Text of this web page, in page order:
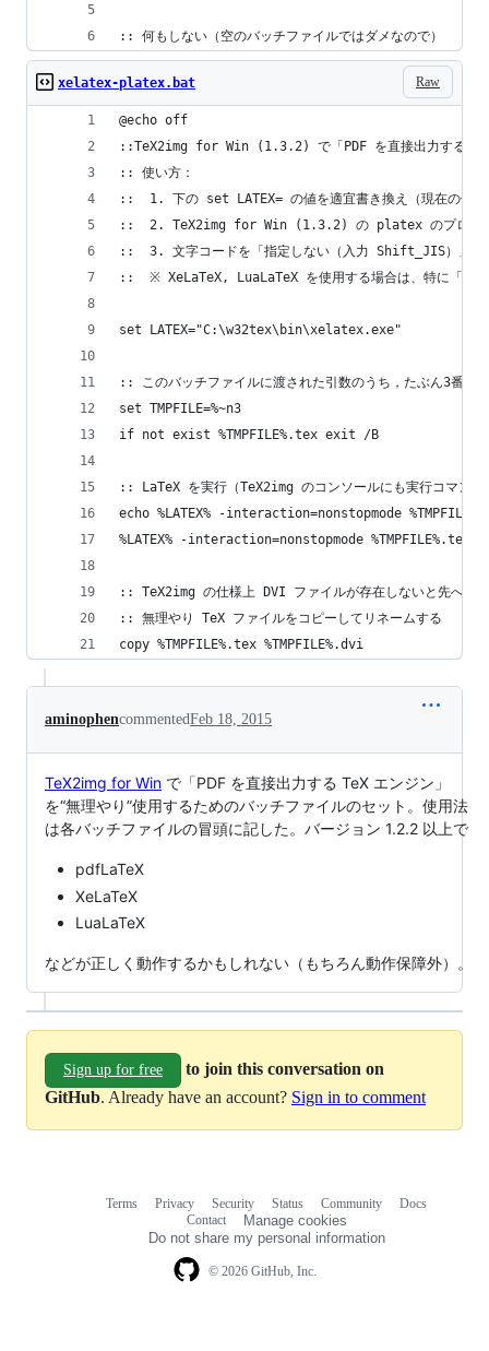
:: 何もしない（空のバッチファイルではダメなので）
Raw
xelatex-platex.bat
@echo off
::TeX2img for Win (1.3.2) で「PDF を直接出力する TeX
:: 使い方：
::  1. 下の set LATEX= の値を適宜書き換え（現在の値は
::  2. TeX2img for Win (1.3.2) の platex のプログラム
::  3. 文字コードを「指定しない（入力 Shift_JIS）」ま
::  ※ XeLaTeX, LuaLaTeX を使用する場合は、特に「指定
set LATEX="C:\w32tex\bin\xelatex.exe"
:: このバッチファイルに渡された引数のうち，たぶん3番目
set TMPFILE=%~n3
if not exist %TMPFILE%.tex exit /B
:: LaTeX を実行（TeX2img のコンソールにも実行コマンド
echo %LATEX% -interaction=nonstopmode
%LATEX% -interaction=nonstopmode %TMPFILE%.tex
:: TeX2img の仕様上 DVI ファイルが存在しないと先へ進
:: 無理やり TeX ファイルをコピーしてリネームする
copy %TMPFILE%.tex %TMPFILE%.dvi
aminophencommentedFeb 18, 2015
TeX2img for Win で「PDF を直接出力する TeX エンジン」
を“無理やり”使用するためのバッチファイルのセット。使用法
は各バッチファイルの冒頭に記した。バージョン 1.2.2 以上で
pdfLaTeX
XeLaTeX
LuaLaTeX
などが正しく動作するかもしれない（もちろん動作保障外）。
Sign up for free
to join this conversation on
GitHub. Already have an account? Sign in to comment
© 2026 GitHub, Inc.
Terms Privacy Security Status Community
Docs
Contact
Manage cookies
Do not share my personal information